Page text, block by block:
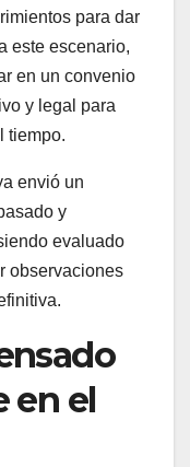
para dar
este escenario,
en un convenio
y legal para
tiempo.
envió un
y
evaluado
observaciones
en el